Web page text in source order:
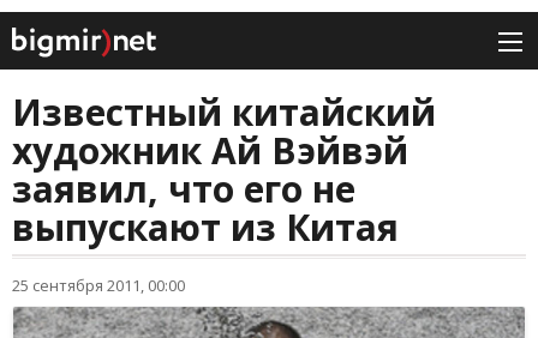
Известный китайский
художник Ай Вэйвэй
заявил, что его не
выпускают из Китая
25 сентября 2011, 00:00